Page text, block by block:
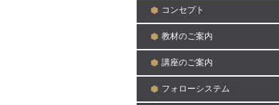
コンセプト
教材のご案内
講座のご案内
フォローシステム